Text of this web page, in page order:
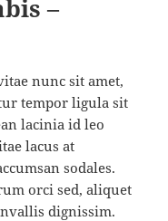
–
nunc sit amet,
tempor ligula sit
lacinia id leo
lacus at
sodales.
orci sed, aliquet
dignissim.